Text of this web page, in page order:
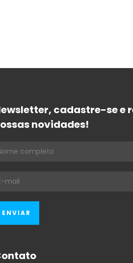
cadastre-se e
novidades!